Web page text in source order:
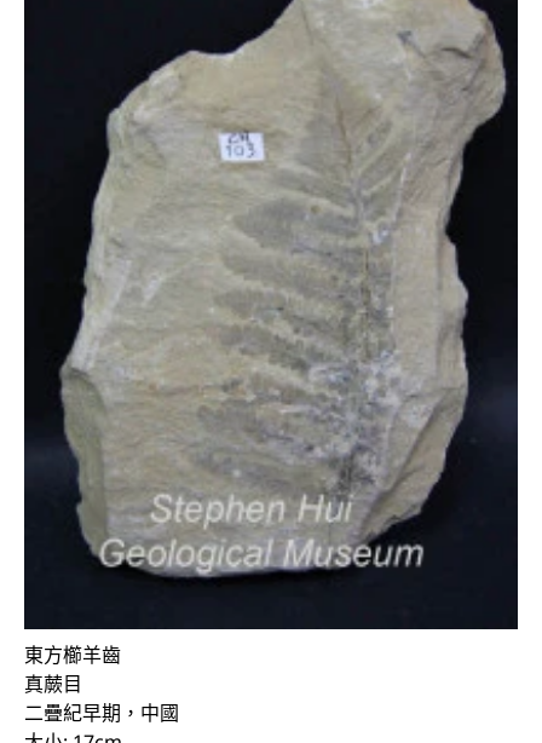
東方櫛羊齒
真蕨目
二疊紀早期，中國